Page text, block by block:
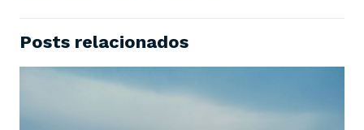
Posts relacionados